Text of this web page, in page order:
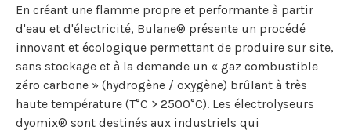
En créant une flamme propre et performante à partir
d'eau et d'électricité, Bulane® présente un procédé
innovant et écologique permettant de produire sur site,
sans stockage et à la demande un « gaz combustible
zéro carbone » (hydrogène / oxygène) brûlant à très
haute température (T°C > 2500°C). Les électrolyseurs
dyomix® sont destinés aux industriels qui